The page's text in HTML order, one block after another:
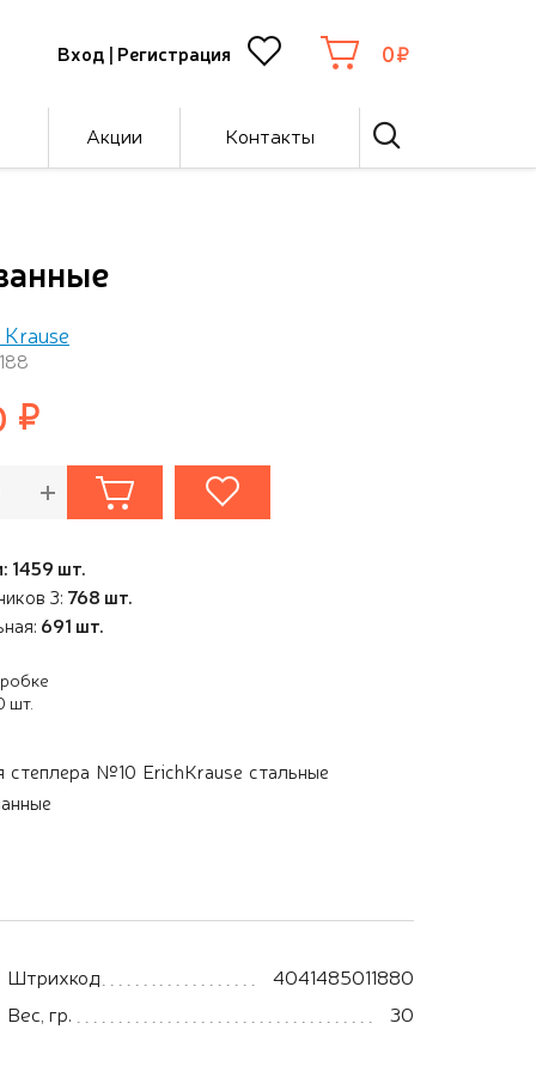
Вход | Регистрация 0
Акции Контакты
1459 шт.
3: 768 шт.
691 шт.
шт.
степлера №10 ErichKrause стальные
Штрихкод
4041485011880
Вес, гр.
30